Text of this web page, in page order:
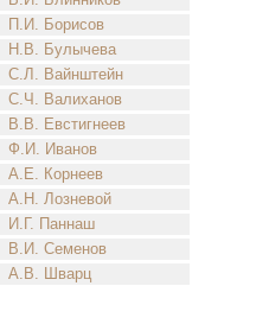
П.И. Борисов
Н.В. Булычева
С.Л. Вайнштейн
С.Ч. Валиханов
В.В. Евстигнеев
Ф.И. Иванов
А.Е. Корнеев
А.Н. Лозневой
И.Г. Паннаш
В.И. Семенов
А.В. Шварц